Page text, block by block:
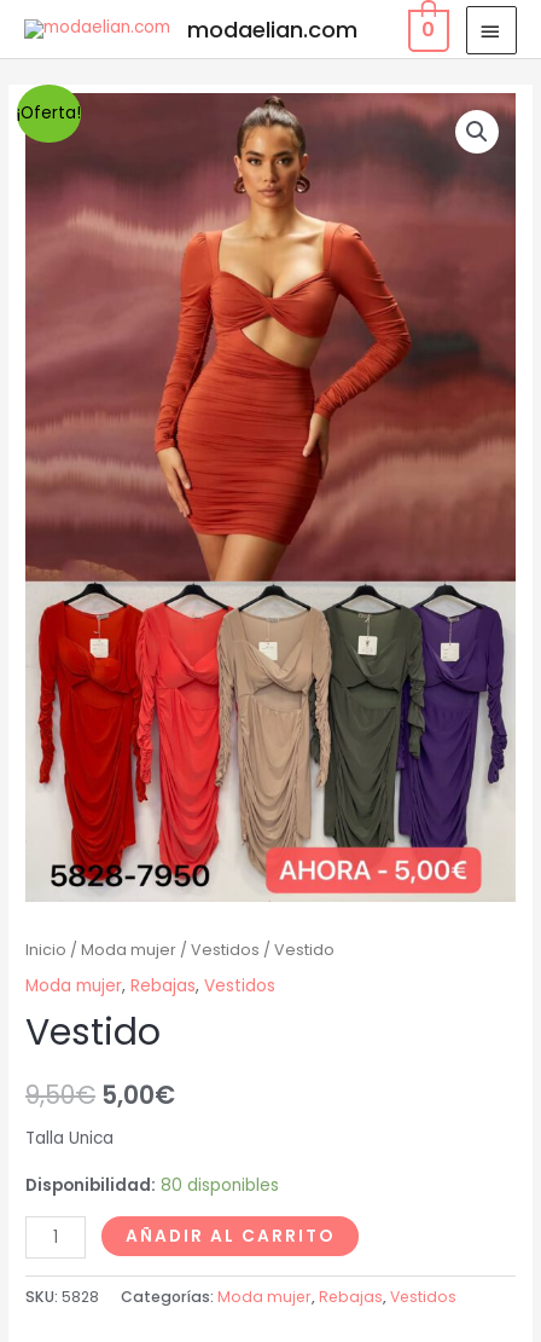
modaelian.com 0
¡Oferta!
Inicio /Moda mujer /Vestidos / Vestido
Moda mujer,Rebajas,Vestidos
Vestido
9,50€ 5,00€
Talla Unica
Disponibilidad: 80 disponibles
AÑADIR AL CARRITO
SKU:5828 Categorías: Moda mujer, Rebajas,Vestidos